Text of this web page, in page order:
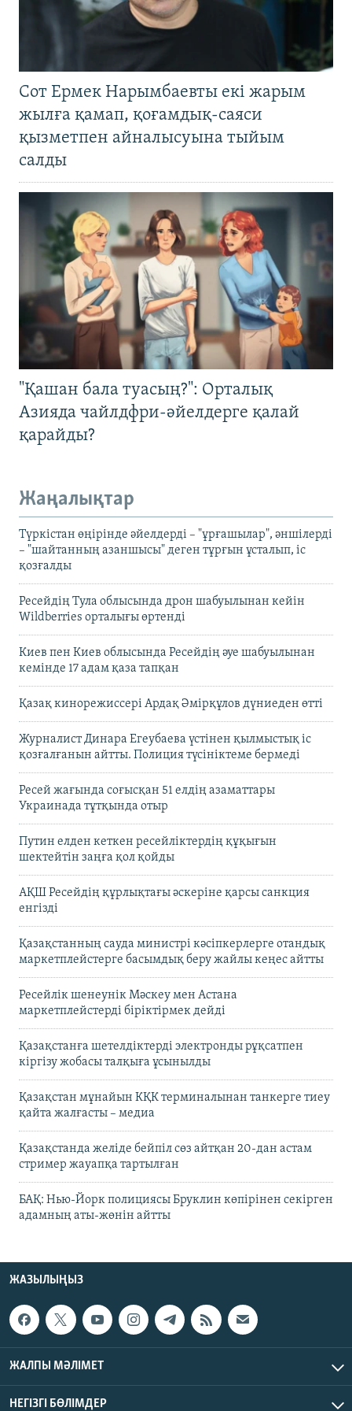
Сот Ермек Нарымбаевты екі жарым
жылға қамап, қоғамдық-саяси
қызметпен айналысуына тыйым
салды
"Қашан бала туасың?": Орталық
Азияда чайлдфри-әйелдерге қалай
қарайды?
Жаңалықтар
Түркістан өңірінде әйелдерді – "ұрғашылар", әншілерді
– "шайтанның азаншысы" деген тұрғын ұсталып, іс
қозғалды
Ресейдің Тула облысында дрон шабуылынан кейін
Wildberries орталығы өртенді
Киев пен Киев облысында Ресейдің әуе шабуылынан
кемінде 17 адам қаза тапқан
Қазақ кинорежиссері Ардақ Әмірқұлов дүниеден өтті
Журналист Динара Егеубаева үстінен қылмыстық іс
қозғалғанын айтты. Полиция түсініктеме бермеді
Ресей жағында соғысқан 51 елдің азаматтары
Украинада тұтқында отыр
Путин елден кеткен ресейліктердің құқығын
шектейтін заңға қол қойды
АҚШ Ресейдің құрлықтағы әскеріне қарсы санкция
енгізді
Қазақстанның сауда министрі кәсіпкерлерге отандық
маркетплейстерге басымдық беру жайлы кеңес айтты
Ресейлік шенеунік Мәскеу мен Астана
маркетплейстерді біріктірмек дейді
Қазақстанға шетелдіктерді электронды рұқсатпен
кіргізу жобасы талқыға ұсынылды
Қазақстан мұнайын КҚК терминалынан танкерге тиеу
қайта жалғасты – медиа
Қазақстанда желіде бейпіл сөз айтқан 20-дан астам
стример жауапқа тартылған
БАҚ: Нью-Йорк полициясы Бруклин көпірінен секірген
адамның аты-жөнін айтты
ЖАЗЫЛЫҢЫЗ
ЖАЛПЫ МӘЛІМЕТ
НЕГІЗГІ БӨЛІМДЕР